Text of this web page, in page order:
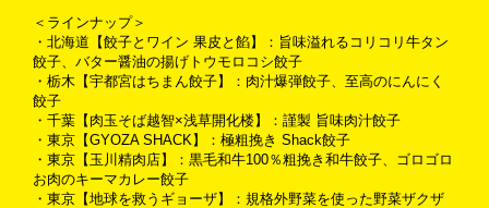
＜ラインナップ＞
・北海道【餃子とワイン 果皮と餡】：旨味溢れるコリコリ牛タン
餃子、バター醤油の揚げトウモロコシ餃子
・栃木【宇都宮はちまん餃子】：肉汁爆弾餃子、至高のにんにく
餃子
・千葉【肉玉そば越智×浅草開化楼】：謹製 旨味肉汁餃子
・東京【GYOZA SHACK】：極粗挽き Shack餃子
・東京【玉川精肉店】：黒毛和牛100％粗挽き和牛餃子、ゴロゴロ
お肉のキーマカレー餃子
・東京【地球を救うギョーザ】：規格外野菜を使った野菜ザクザ